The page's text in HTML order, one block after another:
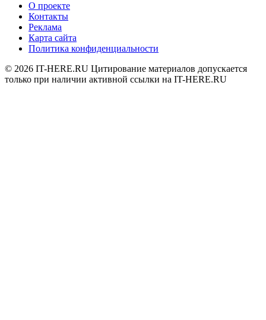
О проекте
Контакты
Реклама
Карта сайта
Политика конфиденциальности
© 2026 IT-HERE.RU Цитирование материалов допускается
только при наличии активной ссылки на IT-HERE.RU